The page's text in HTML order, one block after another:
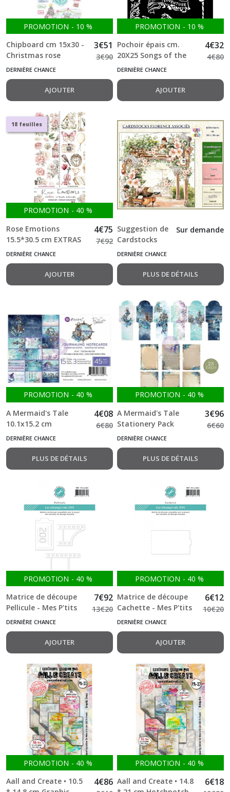
PROMOTION - 10 %
Chipboard cm 15x30 -
Christmas rose
Stamperia
3€51
3€90
DERNIÈRE CHANCE
AJOUTER
PROMOTION - 10 %
Pochoir épais cm.
20X25 Songs of the
Sea plates and trident
Stamperia
4€32
4€80
DERNIÈRE CHANCE
AJOUTER
18 feuilles
PROMOTION - 40 %
Rose Emotions
15.5*30.5 cm EXTRAS
SET MIX double Face
double +1 f Craft o
Clock
4€75
7€92
DERNIÈRE CHANCE
AJOUTER
Suggestion de
Cardstocks
Florence Music
Sur demande
DERNIÈRE CHANCE
PLUS DE DÉTAILS
PROMOTION - 40 %
A Mermaid's Tale
10.1x15.2 cm
Journaling Cards 45
Marketing
4€08
6€80
DERNIÈRE CHANCE
PLUS DE DÉTAILS
PROMOTION - 40 %
A Mermaid's Tale
Stationery Pack
(12+12pcs) Prima
3€96
6€60
DERNIÈRE CHANCE
PLUS DE DÉTAILS
PROMOTION - 40 %
Matrice de découpe
Pellicule - Mes P'tits
Ciseaux
7€92
13€20
DERNIÈRE CHANCE
AJOUTER
PROMOTION - 40 %
Matrice de découpe
Cachette - Mes P'tits
Ciseaux
6€12
10€20
DERNIÈRE CHANCE
AJOUTER
PROMOTION - 40 %
Aall and Create • 10.5
4€86
PROMOTION - 40 %
Aall and Create • 14.8
6€18